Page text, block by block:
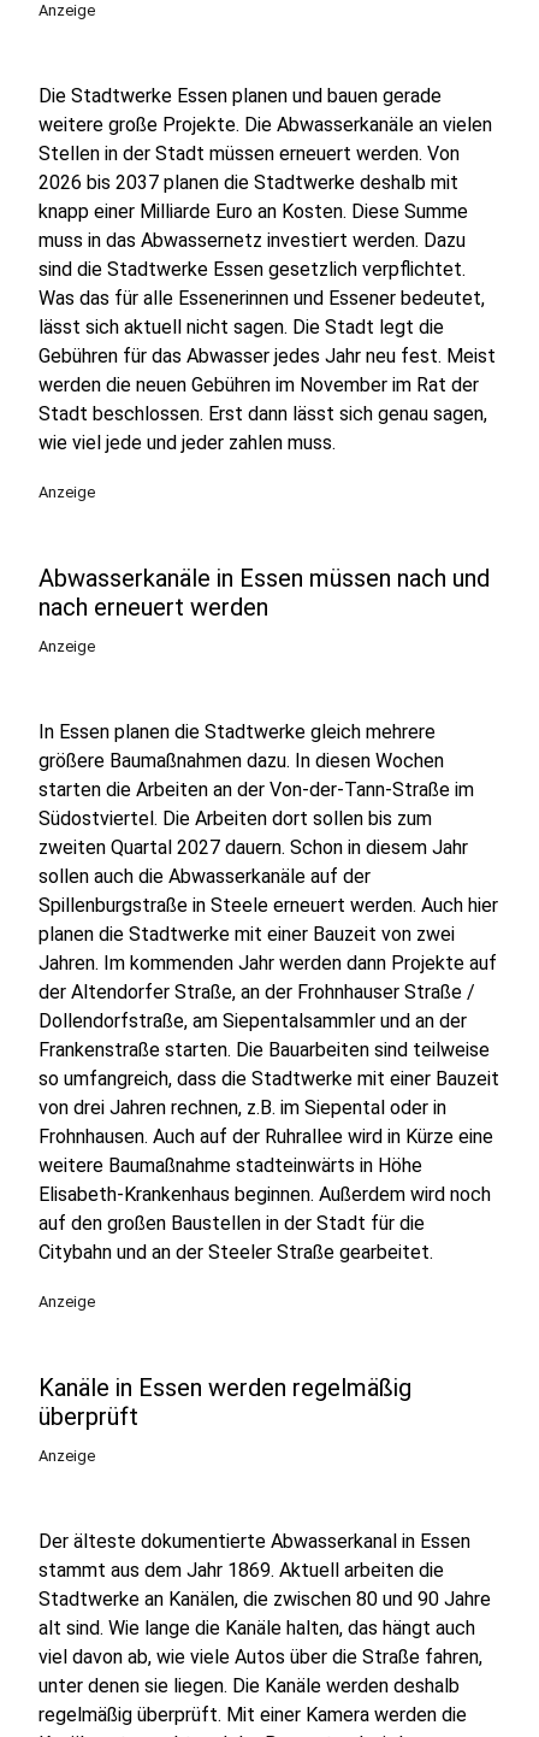
Anzeige
Die Stadtwerke Essen planen und bauen gerade
weitere große Projekte. Die Abwasserkanäle an vielen
Stellen in der Stadt müssen erneuert werden. Von
2026 bis 2037 planen die Stadtwerke deshalb mit
knapp einer Milliarde Euro an Kosten. Diese Summe
muss in das Abwassernetz investiert werden. Dazu
sind die Stadtwerke Essen gesetzlich verpflichtet.
Was das für alle Essenerinnen und Essener bedeutet,
lässt sich aktuell nicht sagen. Die Stadt legt die
Gebühren für das Abwasser jedes Jahr neu fest. Meist
werden die neuen Gebühren im November im Rat der
Stadt beschlossen. Erst dann lässt sich genau sagen,
wie viel jede und jeder zahlen muss.
Anzeige
Abwasserkanäle in Essen müssen nach und
nach erneuert werden
Anzeige
In Essen planen die Stadtwerke gleich mehrere
größere Baumaßnahmen dazu. In diesen Wochen
starten die Arbeiten an der Von-der-Tann-Straße im
Südostviertel. Die Arbeiten dort sollen bis zum
zweiten Quartal 2027 dauern. Schon in diesem Jahr
sollen auch die Abwasserkanäle auf der
Spillenburgstraße in Steele erneuert werden. Auch hier
planen die Stadtwerke mit einer Bauzeit von zwei
Jahren. Im kommenden Jahr werden dann Projekte auf
der Altendorfer Straße, an der Frohnhauser Straße /
Dollendorfstraße, am Siepentalsammler und an der
Frankenstraße starten. Die Bauarbeiten sind teilweise
so umfangreich, dass die Stadtwerke mit einer Bauzeit
von drei Jahren rechnen, z.B. im Siepental oder in
Frohnhausen. Auch auf der Ruhrallee wird in Kürze eine
weitere Baumaßnahme stadteinwärts in Höhe
Elisabeth-Krankenhaus beginnen. Außerdem wird noch
auf den großen Baustellen in der Stadt für die
Citybahn und an der Steeler Straße gearbeitet.
Anzeige
Kanäle in Essen werden regelmäßig
überprüft
Anzeige
Der älteste dokumentierte Abwasserkanal in Essen
stammt aus dem Jahr 1869. Aktuell arbeiten die
Stadtwerke an Kanälen, die zwischen 80 und 90 Jahre
alt sind. Wie lange die Kanäle halten, das hängt auch
viel davon ab, wie viele Autos über die Straße fahren,
unter denen sie liegen. Die Kanäle werden deshalb
regelmäßig überprüft. Mit einer Kamera werden die